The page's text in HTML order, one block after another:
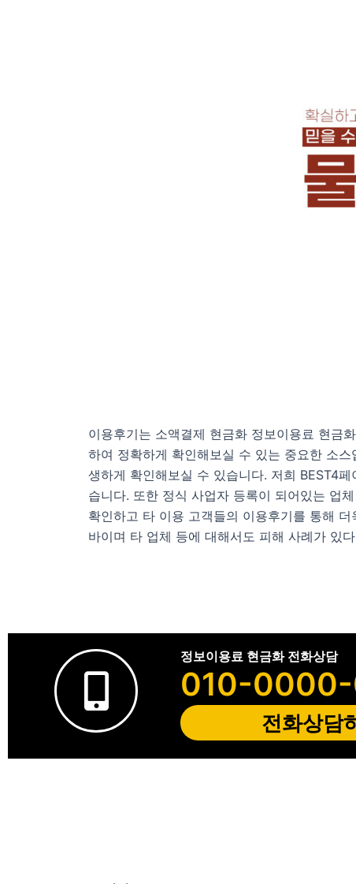
이용후기는 소액결제 현금화 정보이용료 현금
하여 정확하게 확인해보실 수 있는 중요한 소
생하게 확인해보실 수 있습니다. 저희 BEST4
습니다. 또한 정식 사업자 등록이 되어있는 업
확인하고 타 이용 고객들의 이용후기를 통해
바이며 타 업체 등에 대해서도 피해 사례가 있
정보이용료 현금화 전화상담
010-
전화상담